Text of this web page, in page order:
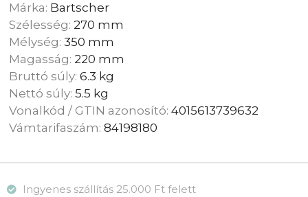
Márka: Bartscher
Szélesség: 270 mm
Mélység:350 mm
Magasság: 220 mm
Bruttó súly:6.3 kg
Nettó súly:5.5 kg
Vonalkód / GTIN azonosító:4015613739632
Vámtarifaszám:84198180
Ingyenes szállítás 25.000 Ft felett